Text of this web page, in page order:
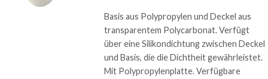
Basis aus Polypropylen und Deckel aus
transparentem Polycarbonat. Verfügt
über eine Silikondichtung zwischen Deckel
und Basis, die die Dichtheit gewährleistet.
Mit Polypropylenplatte. Verfügbare